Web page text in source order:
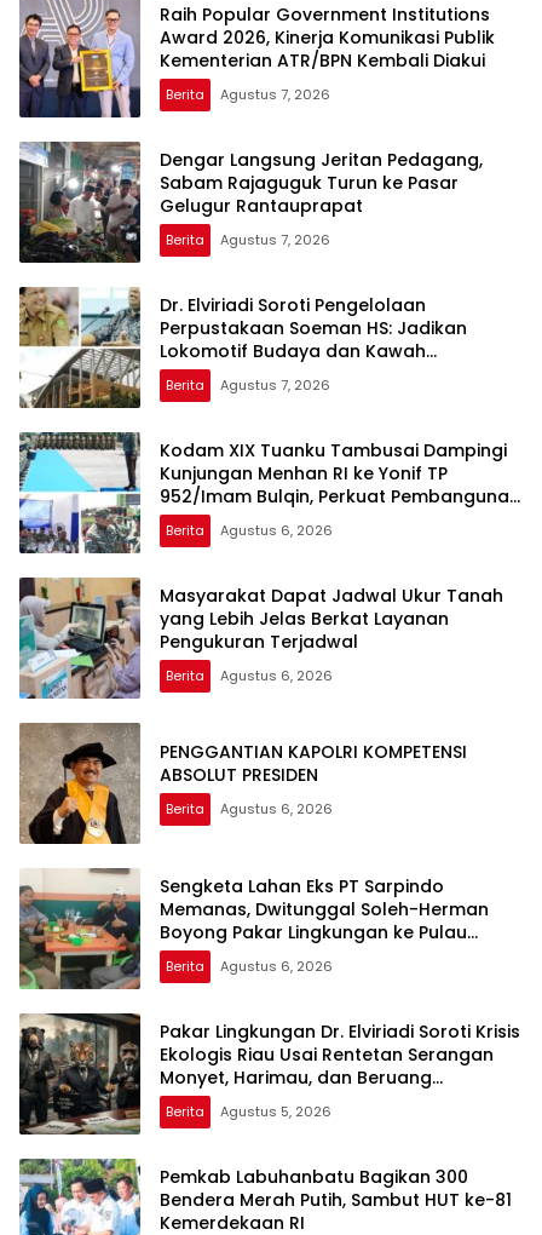
Raih Popular Government Institutions
Award 2026, Kinerja Komunikasi Publik
Kementerian ATR/BPN Kembali Diakui
Berita Agustus 7, 2026
Dengar Langsung Jeritan Pedagang,
Sabam Rajaguguk Turun ke Pasar
Gelugur Rantauprapat
Berita Agustus 7, 2026
Dr. Elviriadi Soroti Pengelolaan
Perpustakaan Soeman HS: Jadikan
Lokomotif Budaya dan Kawah
Candradimuka Intelektual
Berita Agustus 7, 2026
Kodam XIX Tuanku Tambusai Dampingi
Kunjungan Menhan RI ke Yonif TP
952/Imam Bulqin, Perkuat Pembangunan
Satuan
Berita Agustus 6, 2026
Masyarakat Dapat Jadwal Ukur Tanah
yang Lebih Jelas Berkat Layanan
Pengukuran Terjadwal
Berita Agustus 6, 2026
PENGGANTIAN KAPOLRI KOMPETENSI
ABSOLUT PRESIDEN
Berita Agustus 6, 2026
Sengketa Lahan Eks PT Sarpindo
Memanas, Dwitunggal Soleh-Herman
Boyong Pakar Lingkungan ke Pulau
Rupat
Berita Agustus 6, 2026
Pakar Lingkungan Dr. Elviriadi Soroti Krisis
Ekologis Riau Usai Rentetan Serangan
Monyet, Harimau, dan Beruang
Terhadap Warga
Berita Agustus 5, 2026
Pemkab Labuhanbatu Bagikan 300
Bendera Merah Putih, Sambut HUT ke-81
Kemerdekaan RI